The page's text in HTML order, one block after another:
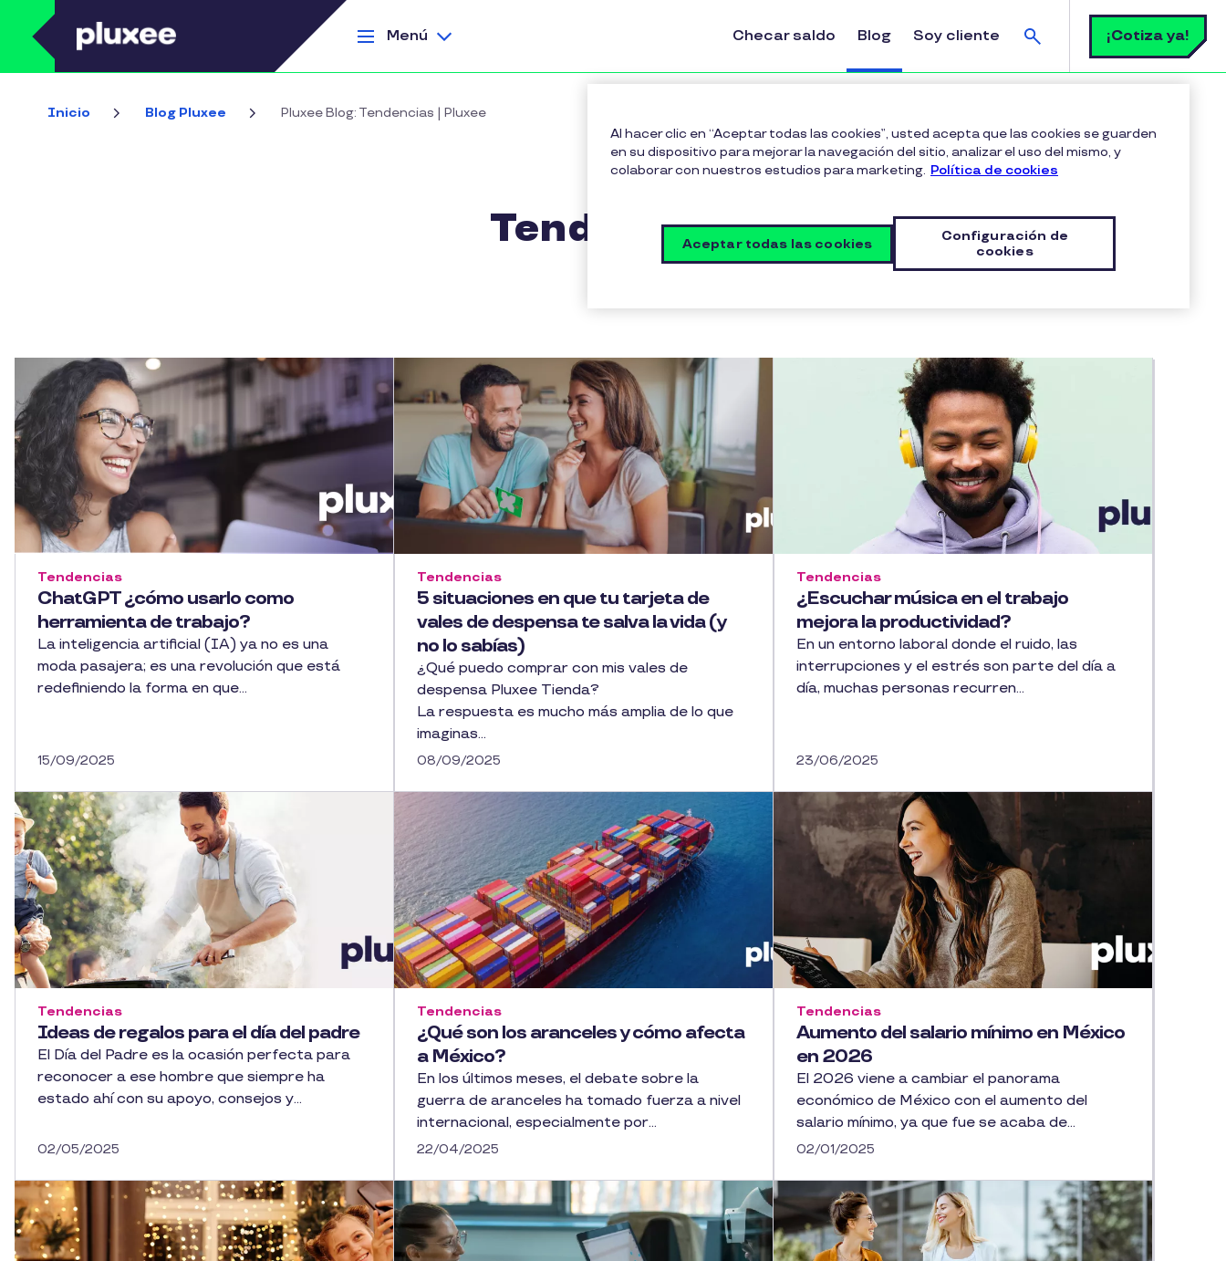
Pasar al contenido principal
Menú
Checar saldo Blog Soy cliente
Buscar
¡Cotiza ya!
Inicio Blog Pluxee Pluxee Blog: Tendencias | Pluxee
Tendencias
ChatGPT ¿cómo usarlo como
herramienta de trabajo?
Tendencias
La inteligencia artificial (IA) ya no es una
moda pasajera; es una revolución que está
redefiniendo la forma en que...
15/09/2025
5 situaciones en que tu tarjeta de
vales de despensa te salva la vida (y
no lo sabías)
Tendencias
¿Qué puedo comprar con mis vales de
despensa Pluxee Tienda?
La respuesta es mucho más amplia de lo que
imaginas...
08/09/2025
¿Escuchar música en el trabajo
mejora la productividad?
Tendencias
En un entorno laboral donde el ruido, las
interrupciones y el estrés son parte del día a
día, muchas personas recurren...
23/06/2025
Ideas de regalos para el día del padre
Tendencias
El Día del Padre es la ocasión perfecta para
reconocer a ese hombre que siempre ha
estado ahí con su apoyo, consejos y...
02/05/2025
¿Qué son los aranceles y cómo afecta
a México?
Tendencias
En los últimos meses, el debate sobre la
guerra de aranceles ha tomado fuerza a nivel
internacional, especialmente por...
22/04/2025
Aumento del salario mínimo en México
en 2026
Tendencias
El 2026 viene a cambiar el panorama
económico de México con el aumento del
salario mínimo, ya que fue se acaba de...
02/01/2025
Al hacer clic en “Aceptar todas las cookies”, usted acepta que las cookies se guarden
en su dispositivo para mejorar la navegación del sitio, analizar el uso del mismo, y
colaborar con nuestros estudios para marketing. Política de cookies
Configuración de
cookies
Aceptar todas las cookies